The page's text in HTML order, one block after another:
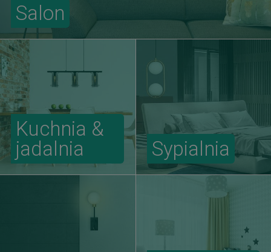
Salon
Kuchnia &
jadalnia
Sypialnia